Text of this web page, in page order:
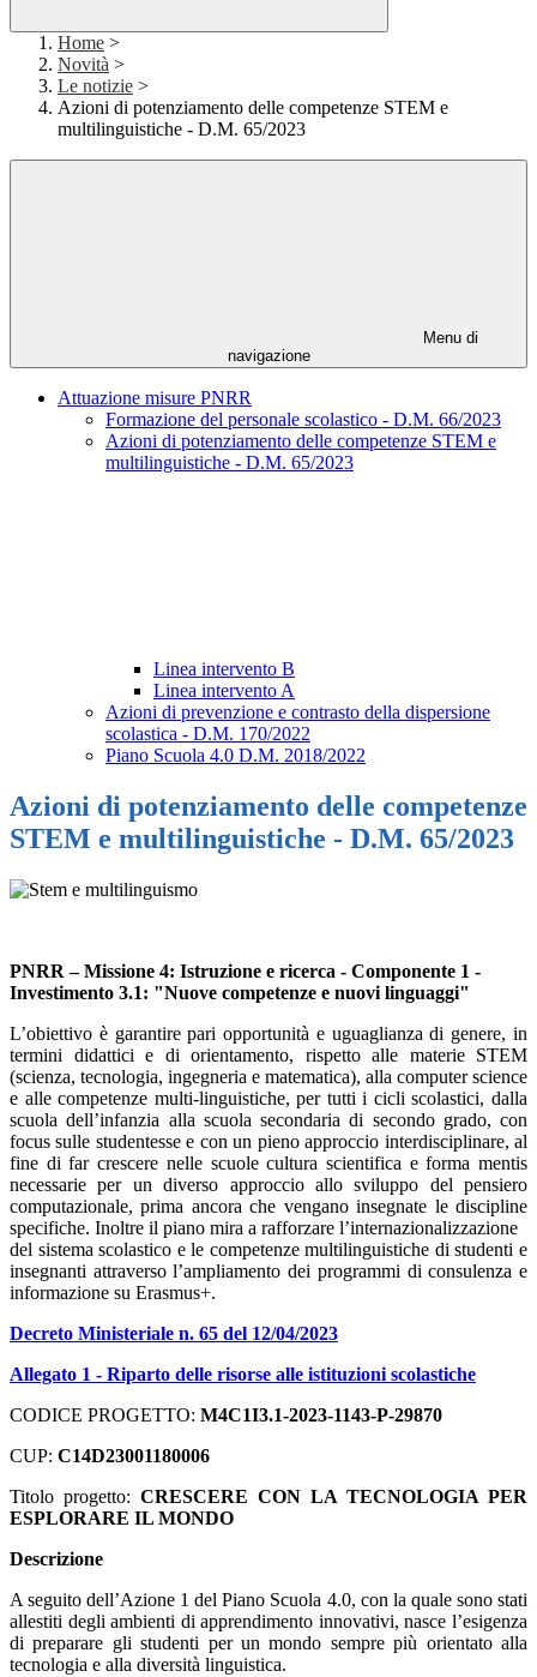
Home >
Novità >
Le notizie >
Azioni di potenziamento delle competenze STEM e
multilinguistiche - D.M. 65/2023
Menu di
navigazione
Attuazione misure PNRR
Formazione del personale scolastico - D.M. 66/2023
Azioni di potenziamento delle competenze STEM e
multilinguistiche - D.M. 65/2023
Linea intervento B
Linea intervento A
Azioni di prevenzione e contrasto della dispersione
scolastica - D.M. 170/2022
Piano Scuola 4.0 D.M. 2018/2022
Azioni di potenziamento delle competenze
STEM e multilinguistiche - D.M. 65/2023
PNRR – Missione 4: Istruzione e ricerca - Componente 1 -
Investimento 3.1: "Nuove competenze e nuovi linguaggi"
L’obiettivo è garantire pari opportunità e uguaglianza di genere, in
termini didattici e di orientamento, rispetto alle materie STEM
(scienza, tecnologia, ingegneria e matematica), alla computer science
e alle competenze multi-linguistiche, per tutti i cicli scolastici, dalla
scuola dell’infanzia alla scuola secondaria di secondo grado, con
focus sulle studentesse e con un pieno approccio interdisciplinare, al
fine di far crescere nelle scuole cultura scientifica e forma mentis
necessarie per un diverso approccio allo sviluppo del pensiero
computazionale, prima ancora che vengano insegnate le discipline
specifiche. Inoltre il piano mira a rafforzare l’internazionalizzazione
del sistema scolastico e le competenze multilinguistiche di studenti e
insegnanti attraverso l’ampliamento dei programmi di consulenza e
informazione su Erasmus+.
Decreto Ministeriale n. 65 del 12/04/2023
Allegato 1 - Riparto delle risorse alle istituzioni scolastiche
CODICE PROGETTO: M4C1I3.1-2023-1143-P-29870
CUP: C14D23001180006
Titolo progetto: CRESCERE CON LA TECNOLOGIA PER
ESPLORARE IL MONDO
Descrizione
A seguito dell’Azione 1 del Piano Scuola 4.0, con la quale sono stati
allestiti degli ambienti di apprendimento innovativi, nasce l’esigenza
di preparare gli studenti per un mondo sempre più orientato alla
tecnologia e alla diversità linguistica.